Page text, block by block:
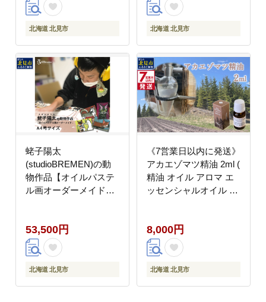
北海道 北見市 北海道 北見市
蛯子陽太
(studioBREMEN)の動
物作品【オイルパステ
ル画オーダーメイド】
【202-0006】
53,500円
北海道 北見市
《7営業日以内に発送》
アカエゾマツ精油 2ml (
精油 オイル アロマ エ
ッセンシャルオイル )
8,000円
北海道 北見市